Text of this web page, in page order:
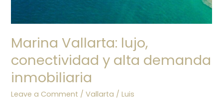
Marina Vallarta: lujo,
conectividad y alta demanda
inmobiliaria
Leave a Comment /Vallarta /Luis